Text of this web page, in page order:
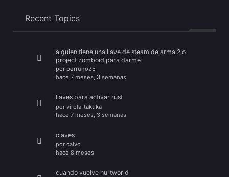
Recent Topics
alguien tiene una llave de steam de arma 2 o
project zomboid para darme
por perruno25
hace 7 meses, 3 semanas
llaves para activar rust
por virola_taktika
hace 7 meses, 3 semanas
claves
por calvo
hace 8 meses
cuando vuelve hurtworld